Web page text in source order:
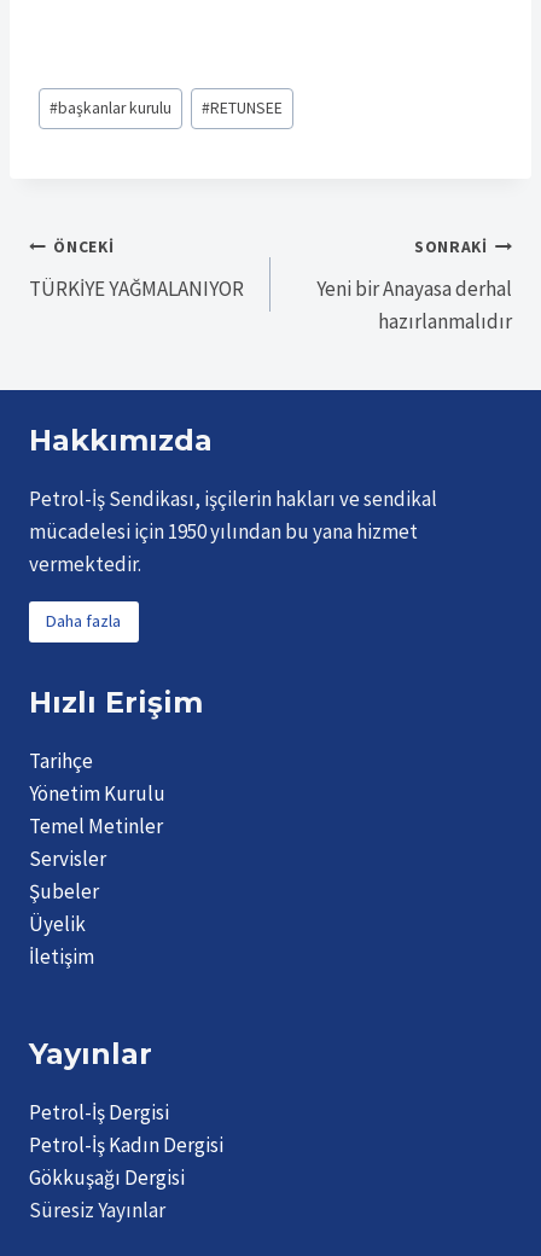
Post
Tags:
#başkanlar kurulu #RETUNSEE
Yazı
ÖNCEKI
TÜRKİYE YAĞMALANIYOR
SONRAKI
Yeni bir Anayasa derhal
hazırlanmalıdır
Hakkımızda
Petrol-İş Sendikası, işçilerin hakları ve sendikal
mücadelesi için 1950 yılından bu yana hizmet
vermektedir.
Daha fazla
Hızlı Erişim
Tarihçe
Yönetim Kurulu
Temel Metinler
Servisler
Şubeler
Üyelik
İletişim
Yayınlar
Petrol-İş Dergisi
Petrol-İş Kadın Dergisi
Gökkuşağı Dergisi
Süresiz Yayınlar